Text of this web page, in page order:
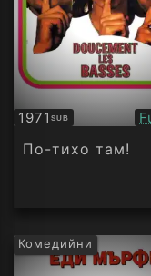
1971SUB
Субтитри
По-тихо там!
Комедийни